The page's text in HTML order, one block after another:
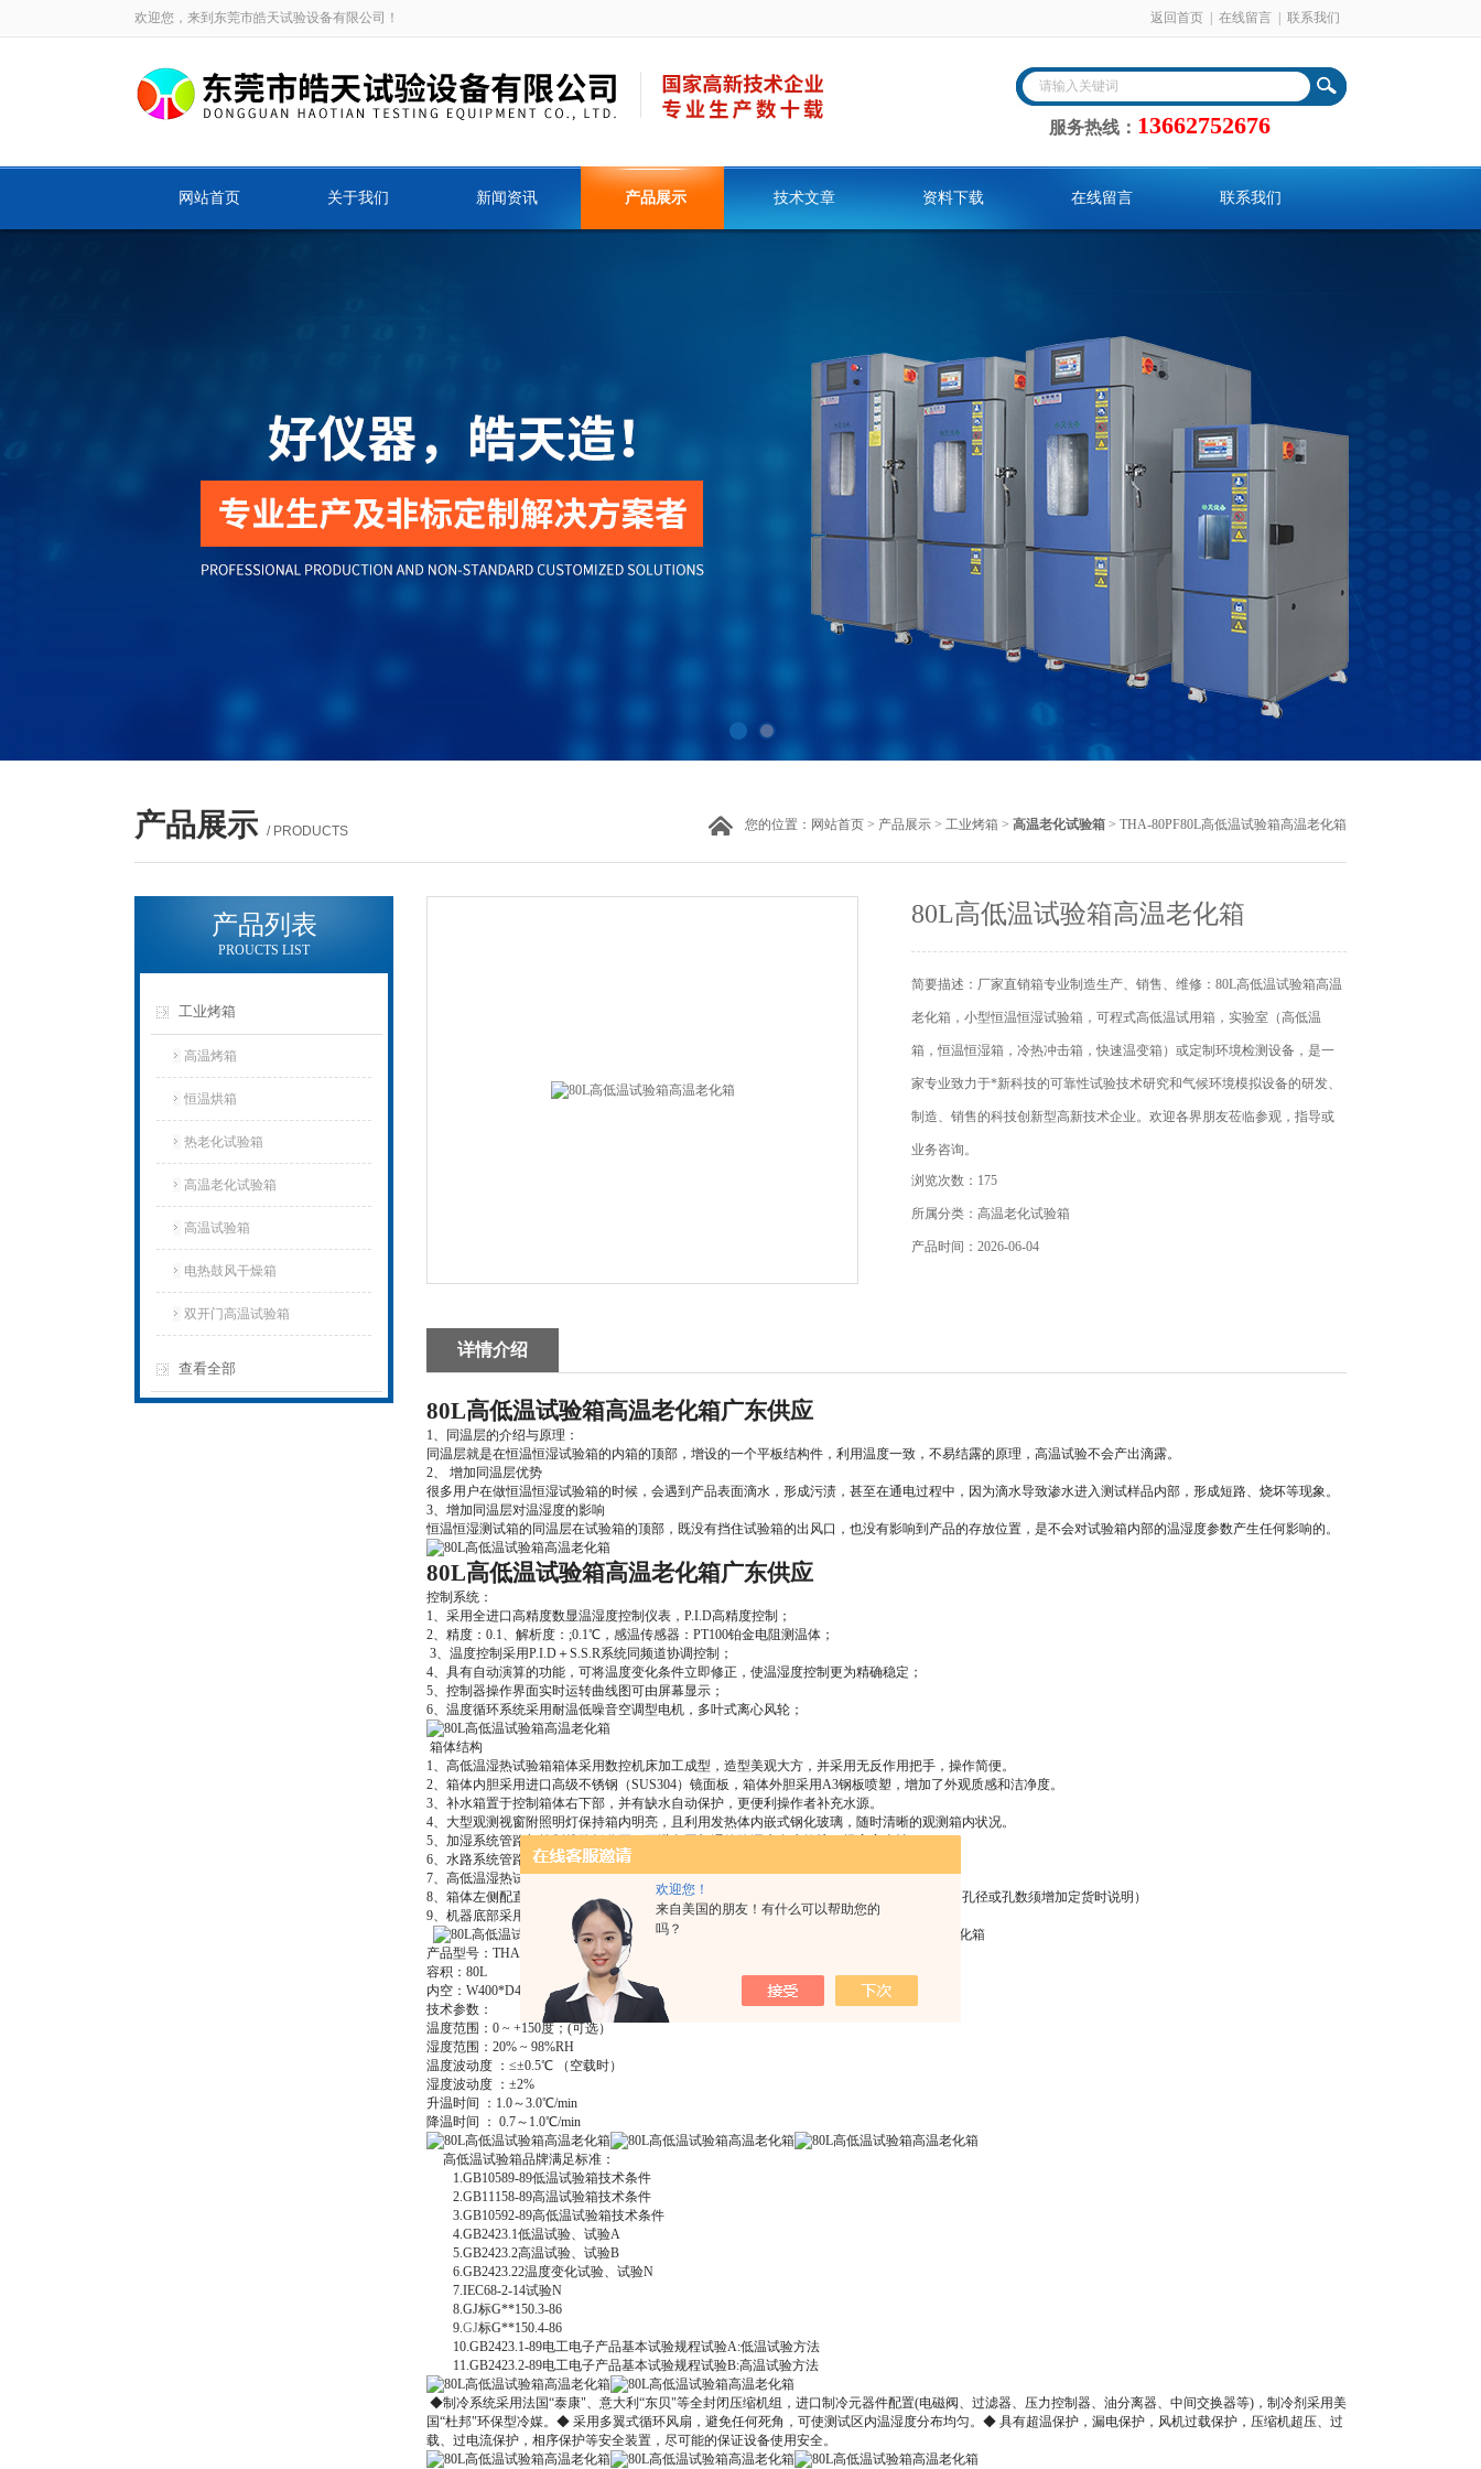
欢迎您！
来自美国的朋友！有什么可以帮助您的
吗？
欢迎您，来到东莞市皓天试验设备有限公司！ 返回首页 在线留言 联系我们
服务热线： 13662752676
网站首页 关于我们 新闻资讯 产品展示 技术文章 资料下载 在线留言 联系我们
产品展示 / PRODUCTS 您的位置： 网站首页 > 产品展示 > 工业烤箱 > 高温老化试验箱 > THA-80PF80L高低温试验箱高温老化箱
产品列表
PROUCTS LIST
工业烤箱
高温烤箱
恒温烘箱
热老化试验箱
高温老化试验箱
高温试验箱
电热鼓风干燥箱
双开门高温试验箱
查看全部
80L高低温试验箱高温老化箱
简要描述：厂家直销箱专业制造生产、销售、维修：80L高低温试验箱高温
老化箱，小型恒温恒湿试验箱，可程式高低温试用箱，实验室（高低温
箱，恒温恒湿箱，冷热冲击箱，快速温变箱）或定制环境检测设备，是一
家专业致力于*新科技的可靠性试验技术研究和气候环境模拟设备的研发、
制造、销售的科技创新型高新技术企业。欢迎各界朋友莅临参观，指导或
业务咨询。
浏览次数：175
所属分类：高温老化试验箱
产品时间：2026-06-04
详情介绍
80L高低温试验箱高温老化箱广东供应
1、同温层的介绍与原理：
同温层就是在恒温恒湿试验箱的内箱的顶部，增设的一个平板结构件，利用温度一致，不易结露的原理，高温试验不会产出滴露。
2、 增加同温层优势
很多用户在做恒温恒湿试验箱的时候，会遇到产品表面滴水，形成污渍，甚至在通电过程中，因为滴水导致渗水进入测试样品内部，形成短路、烧坏等现象。
3、增加同温层对温湿度的影响
恒温恒湿测试箱的同温层在试验箱的顶部，既没有挡住试验箱的出风口，也没有影响到产品的存放位置，是不会对试验箱内部的温湿度参数产生任何影响的。
80L高低温试验箱高温老化箱广东供应
控制系统：
1、采用全进口高精度数显温湿度控制仪表，P.I.D高精度控制；
2、精度：0.1、解析度：;0.1℃，感温传感器：PT100铂金电阻测温体；
3、温度控制采用P.I.D＋S.S.R系统同频道协调控制；
4、具有自动演算的功能，可将温度变化条件立即修正，使温湿度控制更为精确稳定；
5、控制器操作界面实时运转曲线图可由屏幕显示；
6、温度循环系统采用耐温低噪音空调型电机，多叶式离心风轮；
箱体结构
1、高低温湿热试验箱箱体采用数控机床加工成型，造型美观大方，并采用无反作用把手，操作简便。
2、箱体内胆采用进口高级不锈钢（SUS304）镜面板，箱体外胆采用A3钢板喷塑，增加了外观质感和洁净度。
3、补水箱置于控制箱体右下部，并有缺水自动保护，更便利操作者补充水源。
4、大型观测视窗附照明灯保持箱内明亮，且利用发热体内嵌式钢化玻璃，随时清晰的观测箱内状况。
5、加湿系统管路与控制线路板分开，可避免因加湿管路漏水发生故障，提高安全性。
6、水路系统管路电路系统则采用门式开启，方便维护和检修。
7、高低温湿热试验箱门与箱体之间采用双层耐高温之高张性密封条以确保测试区的密闭。
8、箱体左侧配直径25mm或50mm或100mm的测试孔，可供外接测试电源线或信号线使用。（孔径或孔数须增加定货时说明）
9、机器底部采用高品质可固定式PU活动轮。
产品型号：THA-80PF
容积：80L
内空：W400*D400*H500mm
技术参数：
温度范围：0 ~ +150度；(可选）
湿度范围：20% ~ 98%RH
温度波动度 ：≤±0.5℃ （空载时）
湿度波动度 ：±2%
升温时间 ：1.0～3.0℃/min
降温时间 ： 0.7～1.0℃/min
高低温试验箱品牌满足标准：
1.GB10589-89低温试验箱技术条件
2.GB11158-89高温试验箱技术条件
3.GB10592-89高低温试验箱技术条件
4.GB2423.1低温试验、试验A
5.GB2423.2高温试验、试验B
6.GB2423.22温度变化试验、试验N
7.IEC68-2-14试验N
8.GJ标G**150.3-86
9.GJ标G**150.4-86
10.GB2423.1-89电工电子产品基本试验规程试验A:低温试验方法
11.GB2423.2-89电工电子产品基本试验规程试验B:高温试验方法
◆制冷系统采用法国“泰康"、意大利“东贝"等全封闭压缩机组，进口制冷元器件配置(电磁阀、过滤器、压力控制器、油分离器、中间交换器等)，制冷剂采用美
国“杜邦"环保型冷媒。◆ 采用多翼式循环风扇，避免任何死角，可使测试区内温湿度分布均匀。◆ 具有超温保护，漏电保护，风机过载保护，压缩机超压、过
载、过电流保护，相序保护等安全装置，尽可能的保证设备使用安全。